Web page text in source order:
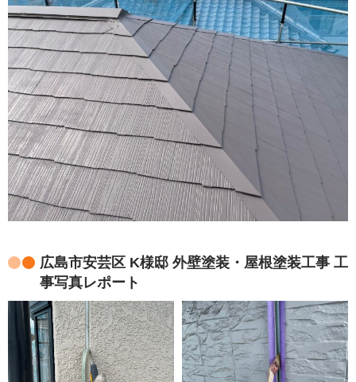
広島市安芸区 K様邸 外壁塗装・屋根塗装工事 工
事写真レポート